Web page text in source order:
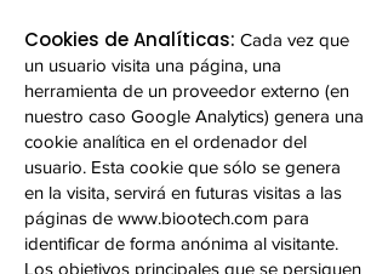
Cookies de Analíticas: Cada vez que
un usuario visita una página, una
herramienta de un proveedor externo (en
nuestro caso Google Analytics) genera una
cookie analítica en el ordenador del
usuario. Esta cookie que sólo se genera
en la visita, servirá en futuras visitas a las
páginas de www.biootech.com para
identificar de forma anónima al visitante.
Los objetivos principales que se persiguen